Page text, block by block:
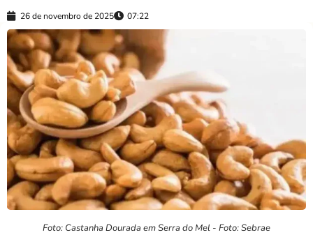
26 de novembro de 2025 07:22
Foto: Castanha Dourada em Serra do Mel - Foto: Sebrae